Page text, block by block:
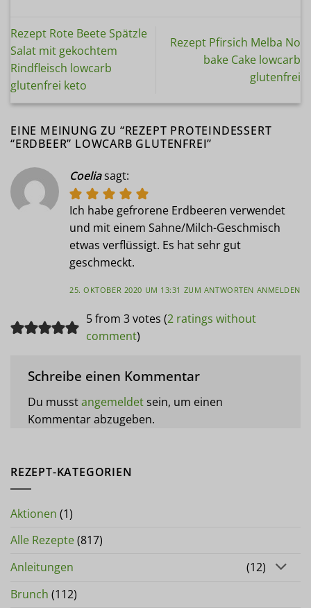
Rezept Rote Beete Spätzle
Salat mit gekochtem
Rindfleisch lowcarb
glutenfrei keto
Rezept Pfirsich Melba No
bake Cake lowcarb
glutenfrei
EINE MEINUNG ZU “REZEPT PROTEINDESSERT
“ERDBEER” LOWCARB GLUTENFREI”
Coeliasagt:
Ich habe gefrorene Erdbeeren verwendet
und mit einem Sahne/Milch-Geschmisch
etwas verflüssigt. Es hat sehr gut
geschmeckt.
25. OKTOBER 2020 UM 13:31 ZUM ANTWORTEN ANMELDEN
5 from 3 votes (2 ratings without
comment)
Schreibe einen Kommentar
Du musstangemeldetsein, um einen
Kommentar abzugeben.
REZEPT-KATEGORIEN
Aktionen (1)
Alle Rezepte(817)
Anleitungen
(12)
Brunch (112)